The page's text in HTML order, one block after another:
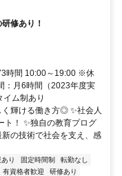
修あり！
時間 10:00～19:00 ※休
：月6時間（2023年度実
ム制あり
輝ける働き方◎ ✨社会人
ト！ ✨独自の教育プログ
の技術で社会を支え、感
り 固定時間制
転勤なし
有資格者歓迎
研修あり